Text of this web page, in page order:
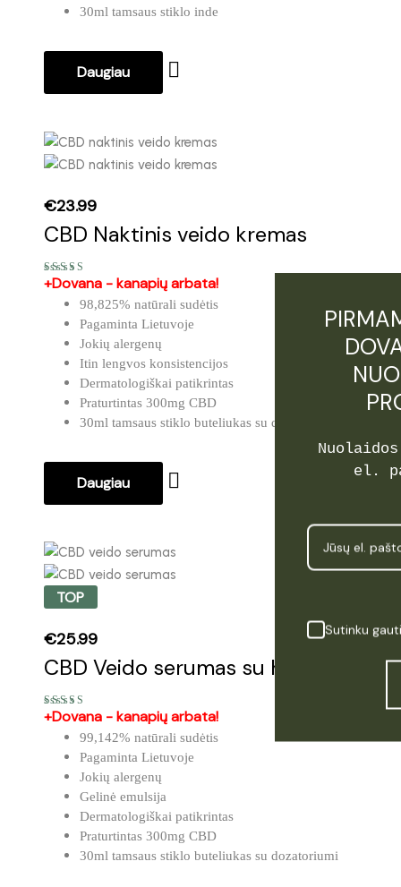
30ml tamsaus stiklo inde
Daugiau
€23.99
CBD Naktinis veido kremas
Įvertinimas:
+Dovana - kanapių arbata!
98,825% natūrali sudėtis
Pagaminta Lietuvoje
Jokių alergenų
Itin lengvos konsistencijos
Dermatologiškai patikrintas
Praturtintas 300mg CBD
30ml tamsaus stiklo buteliukas su dozatoriumi
Daugiau
TOP
€25.99
CBD Veido serumas su hialuronu
Įvertinimas:
+Dovana - kanapių arbata!
99,142% natūrali sudėtis
Pagaminta Lietuvoje
Jokių alergenų
Gelinė emulsija
Dermatologiškai patikrintas
Praturtintas 300mg CBD
30ml tamsaus stiklo buteliukas su dozatoriumi
el.
Sutinku